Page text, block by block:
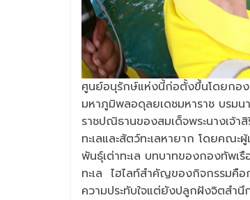
ศูนย์อนุรักษ์แห่งนี้ก่อตั้งขึ้นโดยกอง
มหาภูมิพลอดุลยเดชมหาราช บรมน
ราชปณิธานของสมเด็จพระนางเจ้า
ทะเลและสัตว์ทะเลหายาก โดยคณ
พันธุ์เต่าทะเล บทบาทของกองทัพเ
ทะเล ไฮไลท์สำคัญของกิจกรรมคือ
ความประทับใจแต่ยังปลูกฝังจิตสำนึ